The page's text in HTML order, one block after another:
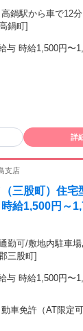
鍋駅から車で12分
鍋町]
給1,500円〜1,700円
・翌月15日支払い
詳
支店
三股町）住宅
給1,500円～
勤可/敷地内駐車場
三股町]
給1,500円〜1,750円
夜勤手当別途6,000
車免許（AT限定